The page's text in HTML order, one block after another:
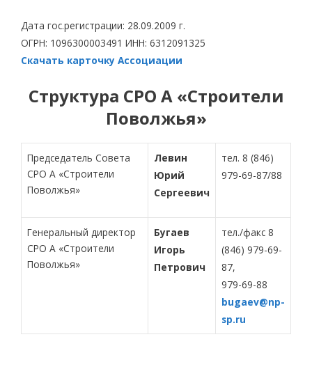
Дата гос.регистрации: 28.09.2009 г.
ОГРН: 1096300003491 ИНН: 6312091325
Скачать карточку Ассоциации
Структура СРО А «Строители
Поволжья»
Председатель Совета
СРО А «Строители
Поволжья»
Левин
Юрий
Сергеевич
тел. 8 (846)
979-69-87/88
Генеральный директор
СРО А «Строители
Поволжья»
Бугаев
Игорь
Петрович
тел./факс 8
(846) 979-69-
87,
979-69-88
bugaev@np-
sp.ru